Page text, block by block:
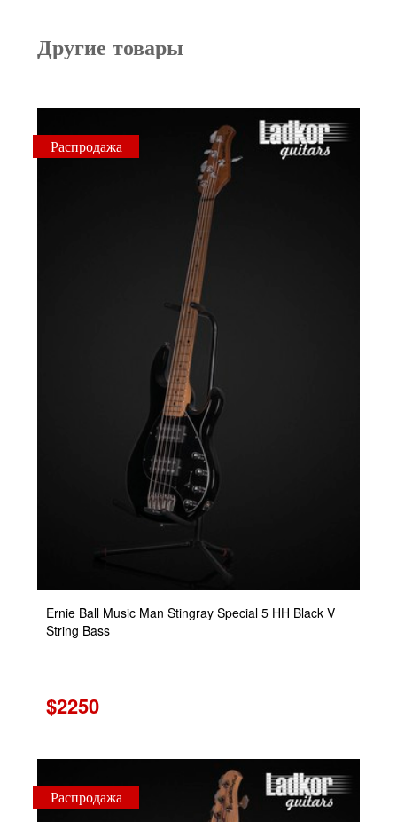
Другие товары
Распродажа
Ernie Ball Music Man Stingray Special 5 HH Black V
String Bass
$2250
Распродажа